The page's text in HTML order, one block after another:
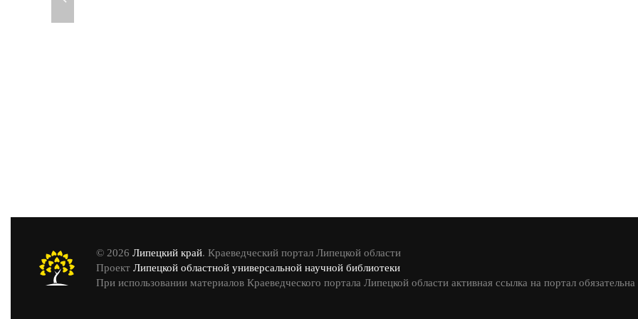
© 2026 Липецкий край. Краеведческий портал Липецкой области
Проект Липецкой областной универсальной научной библиотеки
При использовании материалов Краеведческого портала Липецкой области активная ссылка на портал обязательна